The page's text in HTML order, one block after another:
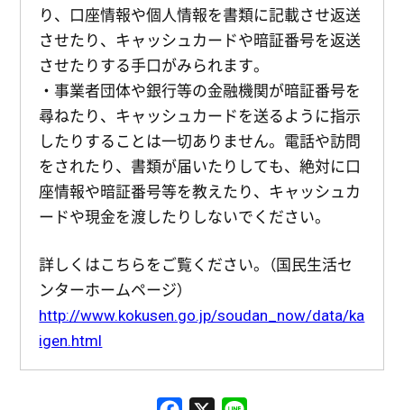
り、口座情報や個人情報を書類に記載させ返送
させたり、キャッシュカードや暗証番号を返送
させたりする手口がみられます。
・事業者団体や銀行等の金融機関が暗証番号を
尋ねたり、キャッシュカードを送るように指示
したりすることは一切ありません。電話や訪問
をされたり、書類が届いたりしても、絶対に口
座情報や暗証番号等を教えたり、キャッシュカ
ードや現金を渡したりしないでください。
詳しくはこちらをご覧ください。（国民生活セ
ンターホームページ）
http://www.kokusen.go.jp/soudan_now/data/ka
igen.html